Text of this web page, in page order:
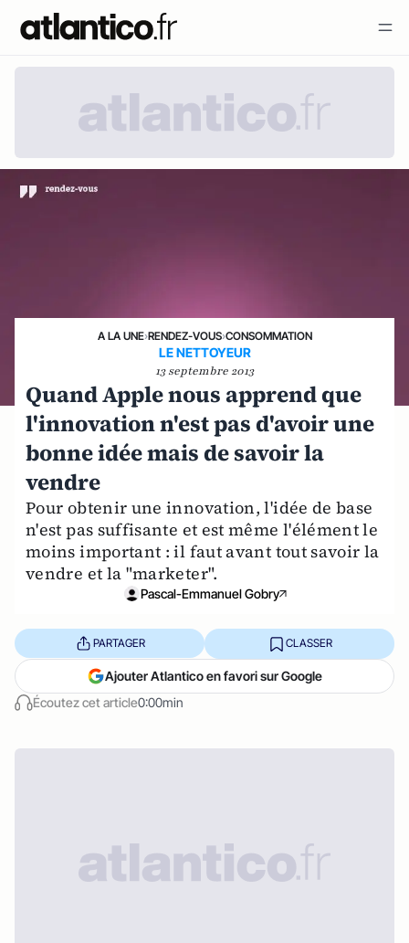
A LA UNE›RENDEZ-VOUS›CONSOMMATION
LE NETTOYEUR
13 septembre 2013
Quand Apple nous apprend que
l'innovation n'est pas d'avoir une
bonne idée mais de savoir la
vendre
Pour obtenir une innovation, l'idée de base
n'est pas suffisante et est même l'élément le
moins important : il faut avant tout savoir la
vendre et la "marketer".
Pascal-Emmanuel Gobry
Écoutez cet article0:00min
PARTAGER CLASSER
Ajouter Atlantico en favori sur Google